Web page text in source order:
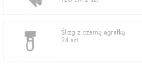
Ślizg z czarną agrafką
24 szt.